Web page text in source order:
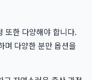
또한 다양해야 합니다.
며 다양한 분만 옵션을